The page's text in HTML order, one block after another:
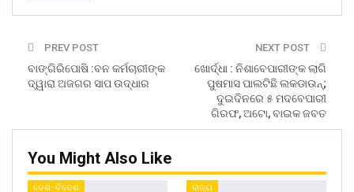
PREV POST
ବାଙ୍ଗିରିପୋଷି :ବନ କର୍ମଚାରୀଙ୍କ
ଦ୍ୱାରା ଅଜଗର ସାପ ଉଦ୍ଧାର
NEXT POST
ଖୋର୍ଦ୍ଧା : ନିଶାବେପାରୀଙ୍କ ଲାଗି
ପୁଷମାସ ପାଲଟିଛି ଲକଡାଉନ୍;
ଦୁଇଦିନରେ ୫ ମଦବେପାରୀ
ଗିରଫ, ଅଟୋ, ବାଇକ ଜବତ
You Might Also Like
ଦେଶ- ବିଦେଶ ରାଜ୍ୟ